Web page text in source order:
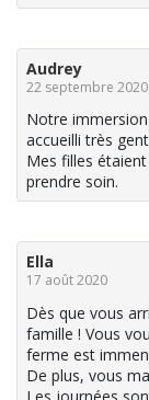
Audrey
22 septembre 2020
Notre
accueilli très
Mes filles
prendre soin.
Ella
17 août 2020
Dès que vous
famille ! Vous
ferme est
De plus, vous